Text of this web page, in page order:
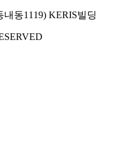
동1119) KERIS빌딩